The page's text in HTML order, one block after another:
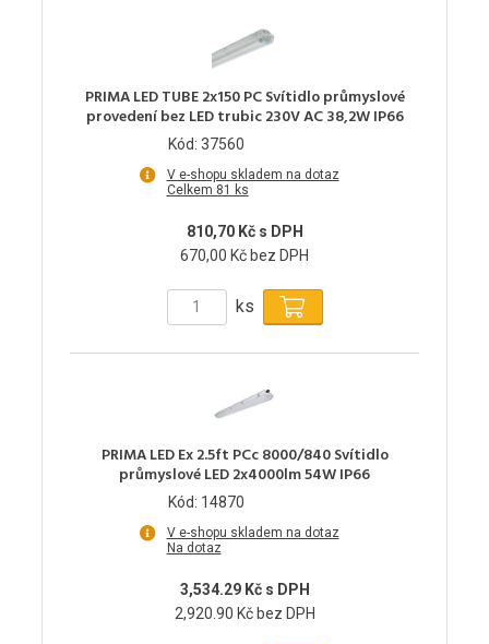
PRIMA LED TUBE 2x150 PC Svítidlo průmyslové
provedení bez LED trubic 230V AC 38,2W IP66
Kód: 37560
V e-shopu skladem na dotaz
Celkem 81 ks
810,70 Kč s DPH
670,00 Kč bez DPH
ks
PRIMA LED Ex 2.5ft PCc 8000/840 Svítidlo
průmyslové LED 2x4000lm 54W IP66
Kód: 14870
V e-shopu skladem na dotaz
Na dotaz
3,534.29 Kč s DPH
2,920.90 Kč bez DPH